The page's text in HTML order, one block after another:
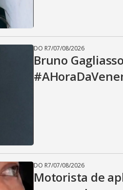
DO R7/07/08/2026
Bruno
DO R7/07/08/2026
Motorista de